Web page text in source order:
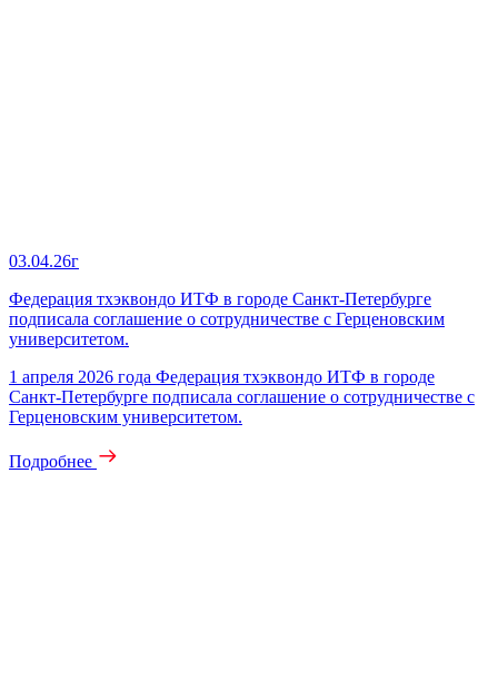
03.04.26г
Федерация тхэквондо ИТФ в городе Санкт-Петербурге
подписала соглашение о сотрудничестве с Герценовским
университетом.
1 апреля 2026 года Федерация тхэквондо ИТФ в городе
Санкт-Петербурге подписала соглашение о сотрудничестве с
Герценовским университетом.
Подробнее